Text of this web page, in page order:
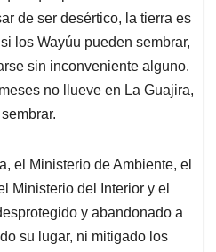
de ser desértico, la tierra es
los Wayúu pueden sembrar,
sin inconveniente alguno.
no llueve en La Guajira,
el Ministerio de Ambiente, el
Ministerio del Interior y el
y abandonado a
su lugar, ni mitigado los